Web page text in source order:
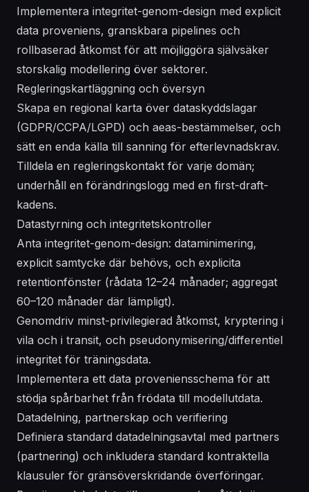
Implementera integritet-genom-design med explicit
data proveniens, granskbara pipelines och
rollbaserad åtkomst för att möjliggöra självsäker
storskalig modellering över sektorer.
Regleringskartläggning och översyn
Skapa en regional karta över dataskyddslagar
(GDPR/CCPA/LGPD) och aeas-bestämmelser, och
sätt en enda källa till sanning för efterlevnadskrav.
Tilldela en regleringskontakt för varje domän;
underhåll en förändringslogg med en first-draft-
kadens.
Datastyrning och integritetskontroller
Anta integritet-genom-design: dataminimering,
explicit samtycke där behövs, och explicita
retentionfönster (rådata 12–24 månader; aggregat
60–120 månader där lämpligt).
Genomdriv minst-privilegierad åtkomst, kryptering i
vila och i transit, och pseudonymisering/differentiel
integritet för träningsdata.
Implementera ett data proveniensschema för att
stödja spårbarhet från frödata till modellutdata.
Datadelning, partnerskap och verifiering
Definiera standard datadelningsavtal med partners
(partnering) och inkludera standard kontraktella
klausuler för gränsöverskridande överföringar.